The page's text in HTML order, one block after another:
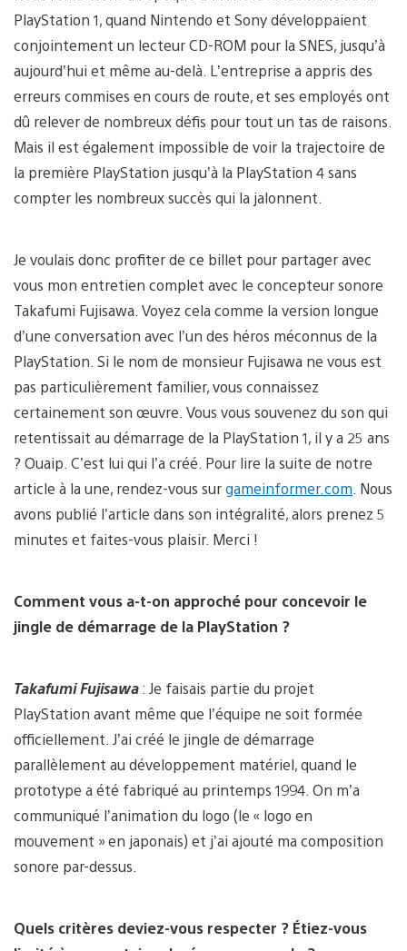
PlayStation 1, quand Nintendo et Sony développaient
conjointement un lecteur CD-ROM pour la SNES, jusqu’à
aujourd’hui et même au-delà. L’entreprise a appris des
erreurs commises en cours de route, et ses employés ont
dû relever de nombreux défis pour tout un tas de raisons.
Mais il est également impossible de voir la trajectoire de
la première PlayStation jusqu’à la PlayStation 4 sans
compter les nombreux succès qui la jalonnent.
Je voulais donc profiter de ce billet pour partager avec
vous mon entretien complet avec le concepteur sonore
Takafumi Fujisawa. Voyez cela comme la version longue
d’une conversation avec l’un des héros méconnus de la
PlayStation. Si le nom de monsieur Fujisawa ne vous est
pas particulièrement familier, vous connaissez
certainement son œuvre. Vous vous souvenez du son qui
retentissait au démarrage de la PlayStation 1, il y a 25 ans
? Ouaip. C’est lui qui l’a créé. Pour lire la suite de notre
article à la une, rendez-vous surgameinformer.com . Nous
avons publié l’article dans son intégralité, alors prenez 5
minutes et faites-vous plaisir. Merci !
Comment vous a-t-on approché pour concevoir le
jingle de démarrage de la PlayStation ?
Takafumi Fujisawa: Je faisais partie du projet
PlayStation avant même que l’équipe ne soit formée
officiellement. J’ai créé le jingle de démarrage
parallèlement au développement matériel, quand le
prototype a été fabriqué au printemps 1994. On m’a
communiqué l’animation du logo (le « logo en
mouvement » en japonais) et j’ai ajouté ma composition
sonore par-dessus.
Quels critères deviez-vous respecter ? Étiez-vous